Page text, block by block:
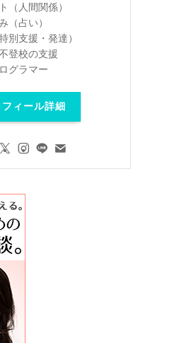
（人間関係）
（占い）
別支援・発達）
登校の支援
グラマー
フィール詳細